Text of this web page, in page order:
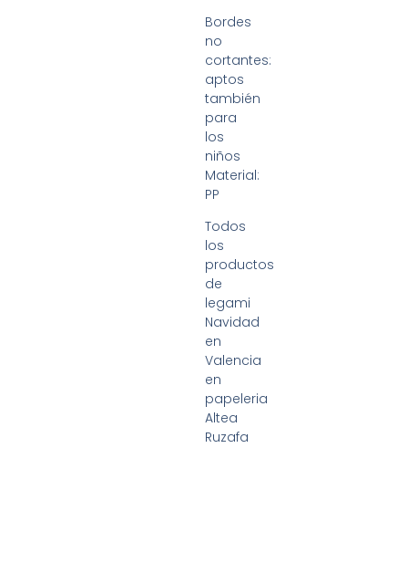
Bordes
no
cortantes:
aptos
también
para
los
niños
Material:
PP
Todos
los
productos
de
legami
Navidad
en
Valencia
en
papeleria
Altea
Ruzafa